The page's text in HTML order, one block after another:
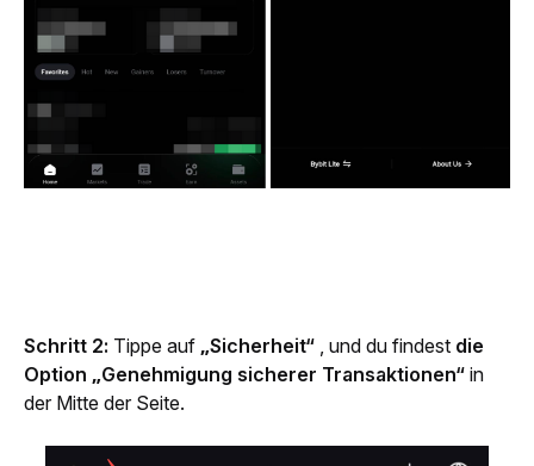
Schritt 2: Tippe auf „Sicherheit“ , und du findest die
Option „Genehmigung sicherer Transaktionen“ in
der Mitte der Seite.